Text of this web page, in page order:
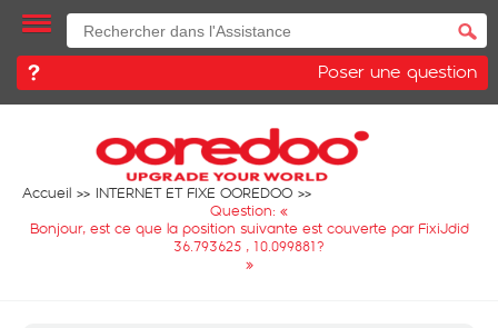
Poser une question
Accueil
INTERNET ET FIXE OOREDOO
Question: «
Bonjour, est ce que la position suivante est couverte par FixiJdid
36.793625 , 10.099881?
»